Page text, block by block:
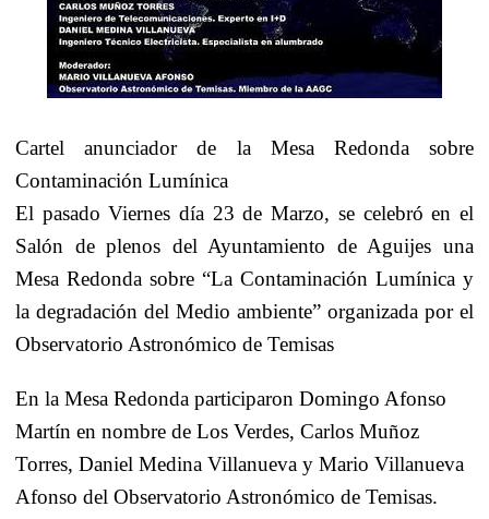
Cartel anunciador de la Mesa Redonda sobre
Contaminación Lumínica
El pasado Viernes día 23 de Marzo, se celebró en el
Salón de plenos del Ayuntamiento de Aguijes una
Mesa Redonda sobre “La Contaminación Lumínica y
la degradación del Medio ambiente” organizada por el
Observatorio Astronómico de Temisas
En la Mesa Redonda participaron Domingo Afonso
Martín en nombre de Los Verdes, Carlos Muñoz
Torres, Daniel Medina Villanueva y Mario Villanueva
Afonso del Observatorio Astronómico de Temisas.